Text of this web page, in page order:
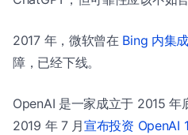
2017 年，微软曾在 Bing 内集
障，已经下线。
OpenAI 是一家成立于 2015 年
2019 年 7 月宣布投资 OpenAI